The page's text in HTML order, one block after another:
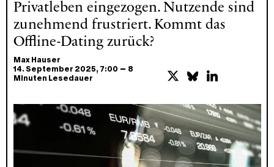
Privatleben eingezogen. Nutzende sind
zunehmend frustriert. Kommt das
Offline-Dating zurück?
Max Hauser
14. September 2025, 7:00 – 8
Minuten Lesedauer